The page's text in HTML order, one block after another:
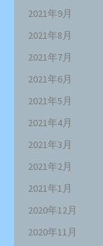
2021年9月
2021年8月
2021年7月
2021年6月
2021年5月
2021年4月
2021年3月
2021年2月
2021年1月
2020年12月
2020年11月